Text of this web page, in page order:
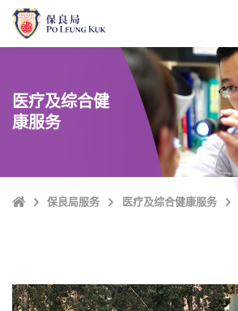
医疗及综合健
康服务
Home保良局服务 医疗及综合健康服务